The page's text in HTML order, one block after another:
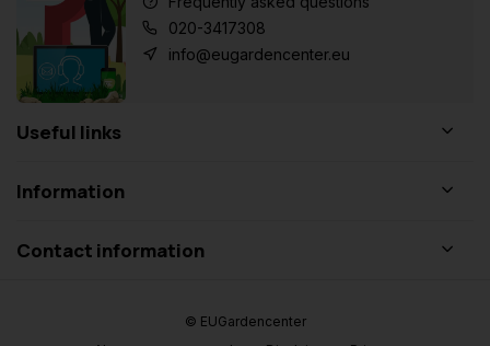
020-3417308
info@eugardencenter.eu
Useful links
Information
Contact information
© EUGardencenter